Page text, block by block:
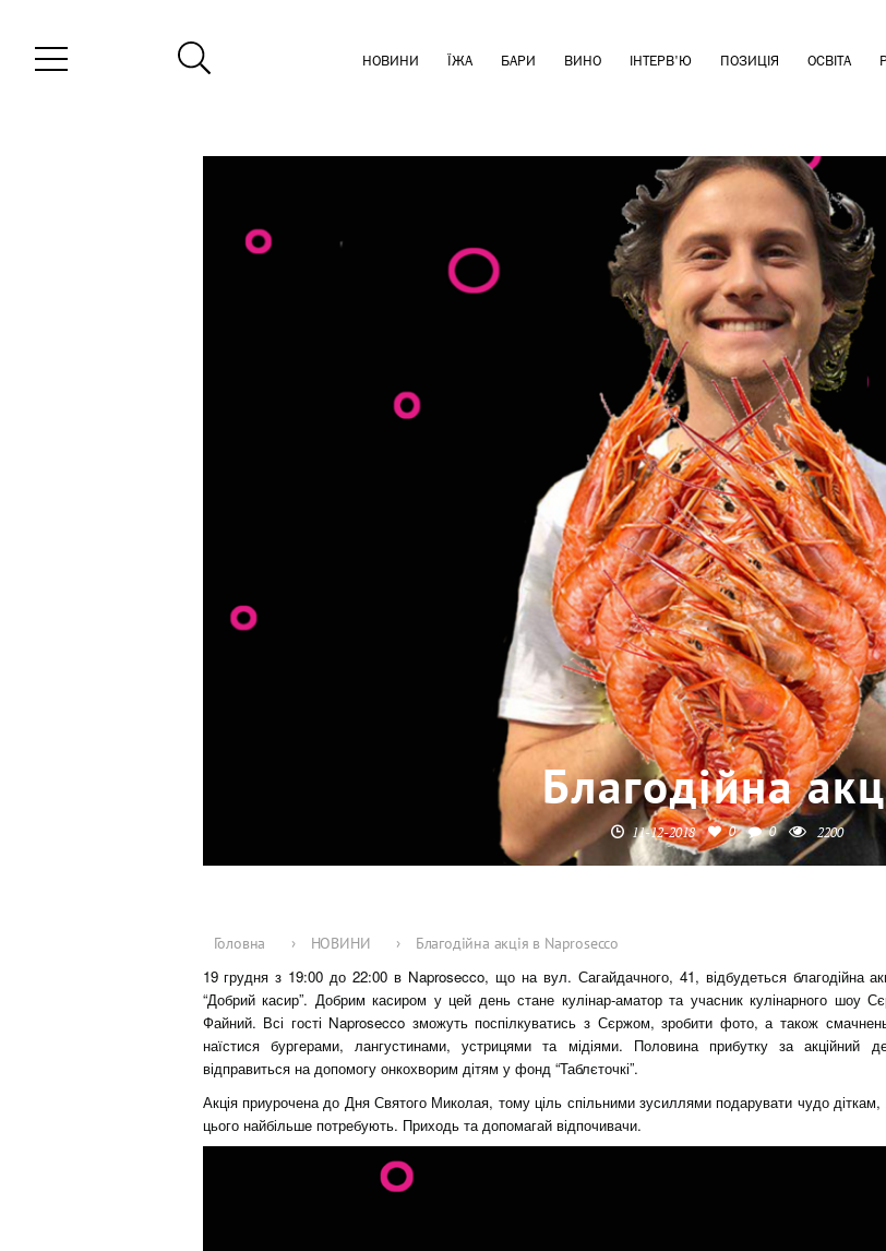
НОВИНИ ЇЖА БАРИ ВИНО ІНТЕРВ'Ю ПОЗИЦІЯ ОСВІТА
Благодійна
11-12-2018 0 0 2200
Головна › НОВИНИ › Благодійна акція в Naprosecco
19 грудня з 19:00 до 22:00 в Naprosecco, що на вул. Сагайдачного, 41, відбудеться благодійна
“Добрий касир”. Добрим касиром у цей день стане кулінар-аматор та учасник кулінарного шоу
Файний. Всі гості Naprosecco зможуть поспілкуватись з Сєржом, зробити фото, а також
наїстися бургерами, лангустинами, устрицями та мідіями. Половина прибутку за акційний
відправиться на допомогу онкохворим дітям у фонд “Таблєточкі”.
Акція приурочена до Дня Святого Миколая, тому ціль спільними зусиллями подарувати чудо діткам,
цього найбільше потребують. Приходь та допомагай відпочивачи.